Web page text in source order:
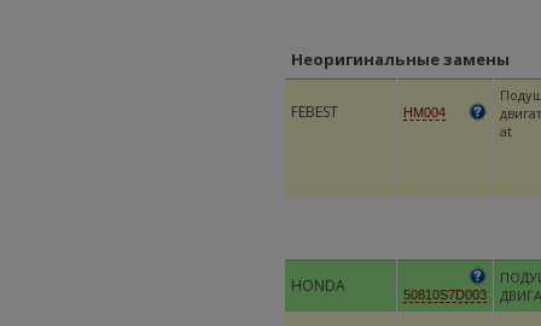
Неоригинальные замены
FEBEST HM004
at
HONDA 50810S7D003